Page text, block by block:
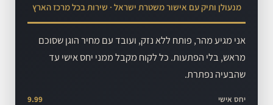
מנעולן ותיק עם אישור משטרת ישראל · שירות בכל מרכז הארץ
אני מגיע מהר, פותח ללא נזק, ועובד עם מחיר הוגן שסוכם
מראש, בלי הפתעות. כל לקוח מקבל ממני יחס אישי עד
שהבעיה נפתרת.
יחס אישי 9.99